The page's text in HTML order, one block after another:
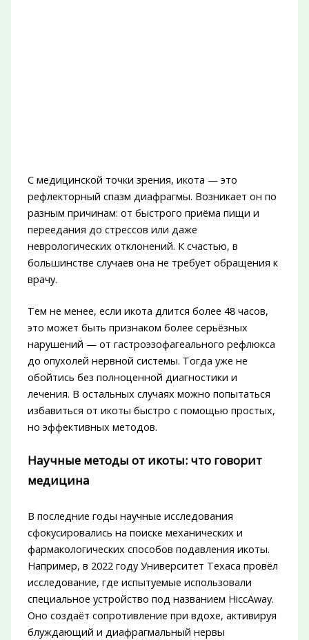
С медицинской точки зрения, икота — это
рефлекторный спазм диафрагмы. Возникает он по
разным причинам: от быстрого приёма пищи и
переедания до стрессов или даже
неврологических отклонений. К счастью, в
большинстве случаев она не требует обращения к
врачу.
Тем не менее, если икота длится более 48 часов,
это может быть признаком более серьёзных
нарушений — от гастроэзофагеального рефлюкса
до опухолей нервной системы. Тогда уже не
обойтись без полноценной диагностики и
лечения. В остальных случаях можно попытаться
избавиться от икоты быстро с помощью простых,
но эффективных методов.
Научные методы от икоты: что говорит
медицина
В последние годы научные исследования
сфокусировались на поиске механических и
фармакологических способов подавления икоты.
Например, в 2022 году Университет Техаса провёл
исследование, где испытуемые использовали
специальное устройство под названием HiccAway.
Оно создаёт сопротивление при вдохе, активируя
блуждающий и диафрагмальный нервы